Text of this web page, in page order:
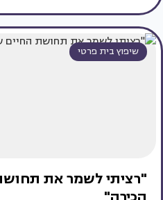
שיפוץ בית פרטי
"רציתי לשמר את